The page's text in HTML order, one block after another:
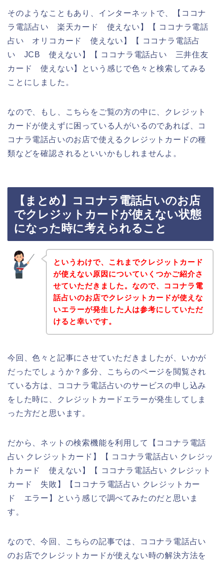
そのようなこともあり、インターネットで、【ココナ
ラ電話占い 楽天カード 使えない】【 ココナラ電話
占い オリコカード 使えない】【 ココナラ電話占
い JCB 使えない】【 ココナラ電話占い 三井住友
カード 使えない】という感じで色々と検索してみる
ことにしました。
なので、もし、こちらをご覧の方の中に、クレジット
カードが使えずに困っている人がいるのであれば、コ
コナラ電話占いのお店で使えるクレジットカードの種
類などを確認されるといいかもしれませんよ。
【まとめ】ココナラ電話占いのお店
でクレジットカードが使えない状態
になった時に考えられること
というわけで、これまでクレジットカード
が使えない原因についていくつかご紹介さ
せていただきました。なので、ココナラ電
話占いのお店でクレジットカードが使えな
いエラーが発生した人は参考にしていただ
けると幸いです。
今回、色々と記事にさせていただきましたが、いかが
だったでしょうか？多分、こちらのページを閲覧され
ている方は、ココナラ電話占いのサービスの申し込み
をした時に、クレジットカードエラーが発生してしま
った方だと思います。
だから、ネットの検索機能を利用して【ココナラ電話
占い クレジットカード】【 ココナラ電話占い クレジッ
トカード 使えない】【 ココナラ電話占い クレジット
カード 失敗】【ココナラ電話占い クレジットカー
ド エラー】という感じで調べてみたのだと思いま
す。
なので、今回、こちらの記事では、ココナラ電話占い
のお店でクレジットカードが使えない時の解決方法を